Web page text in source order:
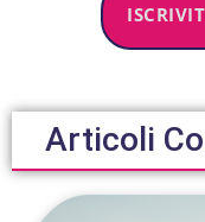
Articoli